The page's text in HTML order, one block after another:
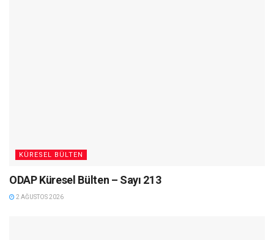
KÜRESEL BÜLTEN
ODAP Küresel Bülten – Sayı 213
2 AĞUSTOS 2026